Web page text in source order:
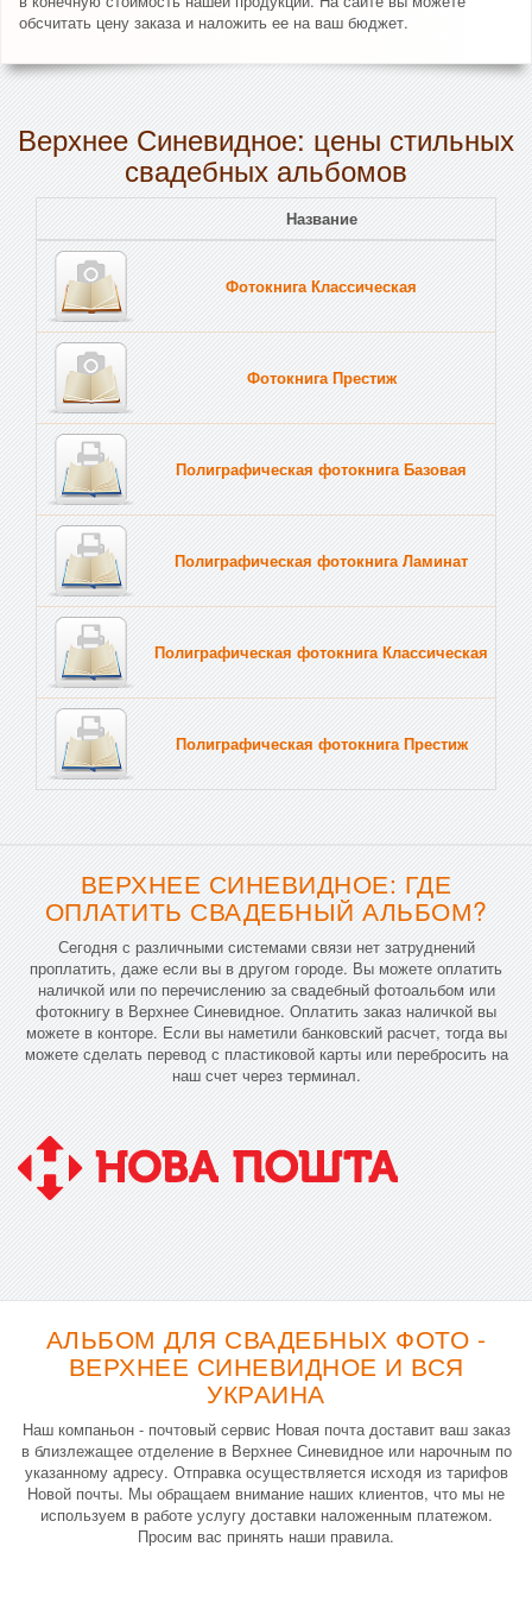
обсчитать цену заказа и наложить ее на ваш бюджет.
Верхнее Синевидное: цены стильных
свадебных альбомов
Название
Фотокнига Классическая
Фотокнига Престиж
Полиграфическая фотокнига Базовая
Полиграфическая фотокнига Ламинат
Полиграфическая фотокнига Классическая
Полиграфическая фотокнига Престиж
ВЕРХНЕЕ СИНЕВИДНОЕ: ГДЕ
ОПЛАТИТЬ СВАДЕБНЫЙ АЛЬБОМ?
Сегодня с различными системами связи нет затруднений
проплатить, даже если вы в другом городе. Вы можете оплатить
наличкой или по перечислению за свадебный фотоальбом или
фотокнигу в Верхнее Синевидное. Оплатить заказ наличкой вы
можете в конторе. Если вы наметили банковский расчет, тогда вы
можете сделать перевод с пластиковой карты или перебросить на
наш счет через терминал.
АЛЬБОМ ДЛЯ СВАДЕБНЫХ ФОТО -
ВЕРХНЕЕ СИНЕВИДНОЕ И ВСЯ
УКРАИНА
Наш компаньон - почтовый сервис Новая почта доставит ваш заказ
в близлежащее отделение в Верхнее Синевидное или нарочным по
указанному адресу. Отправка осуществляется исходя из тарифов
Новой почты. Мы обращаем внимание наших клиентов, что мы не
используем в работе услугу доставки наложенным платежом.
Просим вас принять наши правила.